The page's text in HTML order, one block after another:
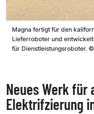
Magna fertigt für den
Lieferroboter und
für Dienstleistungsroboter. ©
Neues Werk für
Elektrifzierung